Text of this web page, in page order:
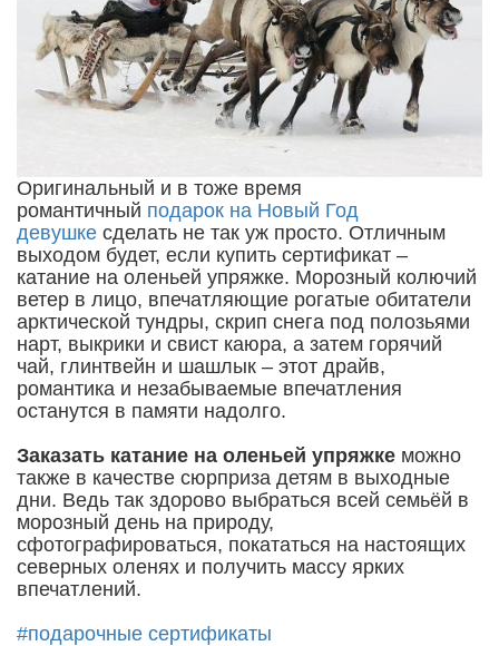
Оригинальный и в тоже время
романтичный подарок на Новый Год
девушке сделать не так уж просто. Отличным
выходом будет, если купить сертификат –
катание на оленьей упряжке. Морозный колючий
ветер в лицо, впечатляющие рогатые обитатели
арктической тундры, скрип снега под полозьями
нарт, выкрики и свист каюра, а затем горячий
чай, глинтвейн и шашлык – этот драйв,
романтика и незабываемые впечатления
останутся в памяти надолго.
Заказать катание на оленьей упряжке можно
также в качестве сюрприза детям в выходные
дни. Ведь так здорово выбраться всей семьёй в
морозный день на природу,
сфотографироваться, покататься на настоящих
северных оленях и получить массу ярких
впечатлений.
#подарочные сертификаты